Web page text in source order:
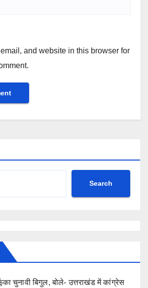
and website in this browser for
Search
चुनावी बिगुल, बोले- उत्तराखंड में कांग्रेस